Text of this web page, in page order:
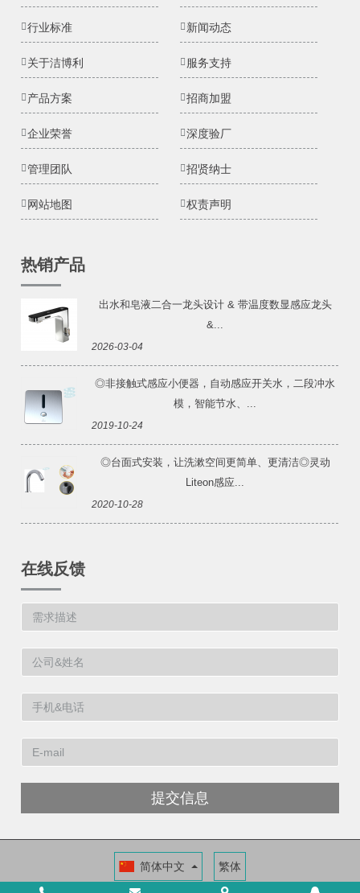
行业标准 新闻动态
关于洁博利 服务支持
产品方案 招商加盟
企业荣誉 深度验厂
管理团队 招贤纳士
网站地图 权责声明
热销产品
出水和皂液二合一龙头设计 & 带温度数显感应龙头
&...
2026-03-04
◎非接触式感应小便器，自动感应开关水，二段冲水
模，智能节水、...
2019-10-24
◎台面式安装，让洗漱空间更简单、更清洁◎灵动
Liteon感应...
2020-10-28
在线反馈
提交信息
简体中文 繁体